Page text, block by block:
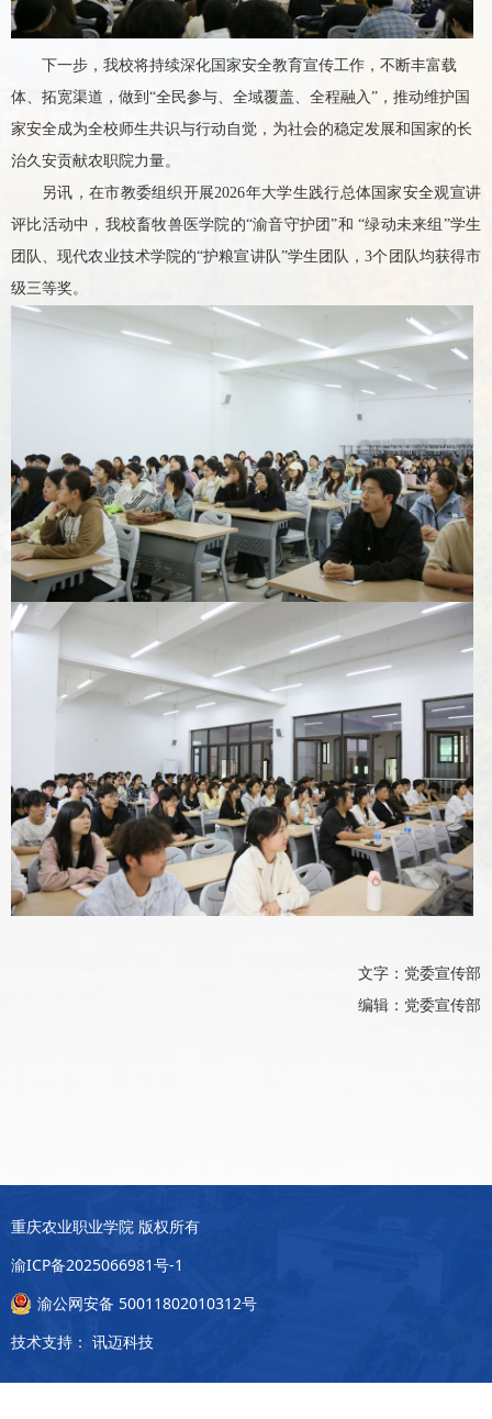
下一步， 我校将持续深化国家安全教育宣传工作，不断丰富载
体、拓宽渠道， 做到 “全民参与、全域覆盖、全程融入”，推动维护国
家安全成为全校师生共识与行动自觉，为社会的稳定发展和国家的长
治久安贡献农职院力量。
另讯，在市教委组织开展2026年大学生践行总体国家安全观宣讲
评比活动中， 我校畜牧兽医学院的“渝音守护团”和 “绿动未来组”学生
团队、现代农业技术学院的“护粮宣讲队”学生团队，3个团队均获得市
级三等奖。
文字：党委宣传部
编辑：党委宣传部
重庆农业职业学院 版权所有
渝ICP备2025066981号-1
渝公网安备 50011802010312号
技术支持： 讯迈科技